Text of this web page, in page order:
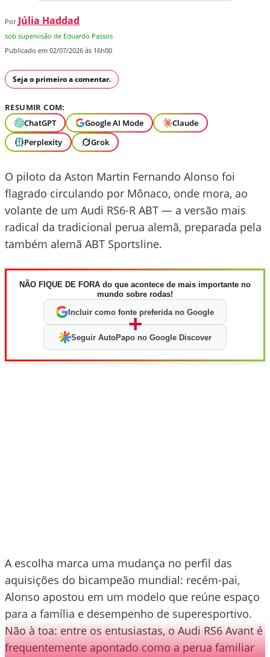
Por Júlia Haddad
sob supervisão de Eduardo Passos
Publicado em 02/07/2026 às 16h00
Seja o primeiro a comentar.
RESUMIR COM:
ChatGPT
Google AI Mode
Claude
Perplexity
Grok
O piloto da Aston Martin Fernando Alonso foi
flagrado circulando por Mônaco, onde mora, ao
volante de um Audi RS6-R ABT — a versão mais
radical da tradicional perua alemã, preparada pela
também alemã ABT Sportsline.
NÃO FIQUE DE FORA do que acontece de mais importante no
mundo sobre rodas!
Incluir como fonte preferida no Google
+
Seguir AutoPapo no Google Discover
A escolha marca uma mudança no perfil das
aquisições do bicampeão mundial: recém-pai,
Alonso apostou em um modelo que reúne espaço
para a família e desempenho de superesportivo.
Não à toa: entre os entusiastas, o Audi RS6 Avant é
frequentemente apontado como a perua familiar